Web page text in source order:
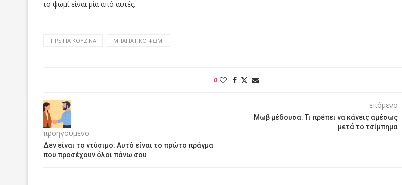
το ψωμί είναι μία από αυτές.
TIPS ΓΙΑ ΚΟΥΖΊΝΑ ΜΠΑΓΙΆΤΙΚΟ ΨΩΜΊ
0
προηγούμενο
Δεν είναι το ντύσιμο: Αυτό είναι το πρώτο πράγμα
που προσέχουν όλοι πάνω σου
επόμενο
Μωβ μέδουσα: Τι πρέπει να κάνεις αμέσως
μετά το τσίμπημα